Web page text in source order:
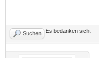
Suchen Es bedanken sich: